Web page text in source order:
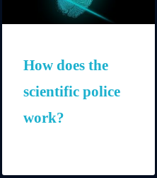
How does the
scientific police
work?